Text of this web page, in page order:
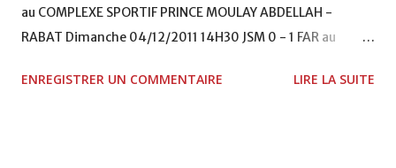
au COMPLEXE SPORTIF PRINCE MOULAY ABDELLAH -
RABAT Dimanche 04/12/2011 14H30 JSM 0 - 1 FAR au
TERRAIN EL ABDI - EL JADIDA 16h30 OCK 0 - 1 HUSA
ENREGISTRER UN COMMENTAIRE LIRE LA SUITE